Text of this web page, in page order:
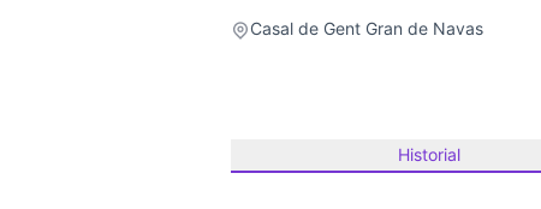
Casal de Gent Gran de Navas
Historial